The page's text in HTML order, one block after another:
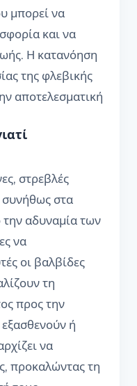
μπορεί να
και να
Η κατανόηση
της φλεβικής
αποτελεσματική
στρεβλές
συνήθως στα
αδυναμία των
να
οι βαλβίδες
τη
προς την
ή
να
προκαλώντας τη